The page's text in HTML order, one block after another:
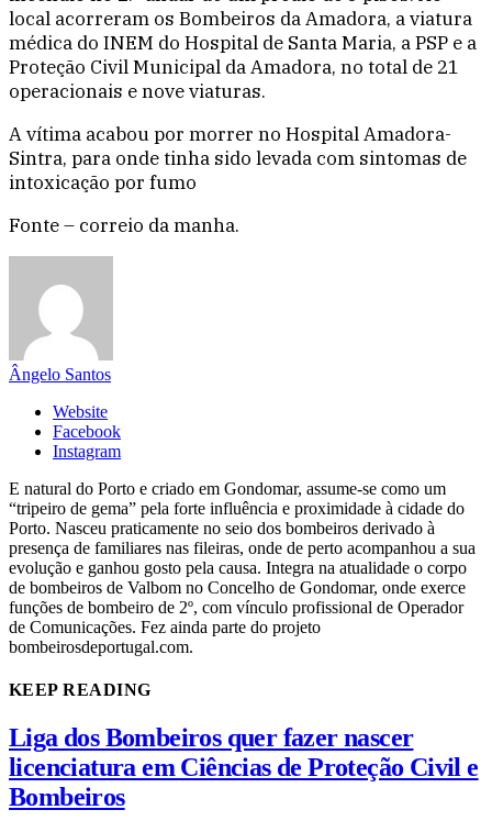
local acorreram os Bombeiros da Amadora, a viatura
médica do INEM do Hospital de Santa Maria, a PSP e a
Proteção Civil Municipal da Amadora, no total de 21
operacionais e nove viaturas.
A vítima acabou por morrer no Hospital Amadora-
Sintra, para onde tinha sido levada com sintomas de
intoxicação por fumo
Fonte – correio da manha.
Ângelo Santos
Website
Facebook
Instagram
E natural do Porto e criado em Gondomar, assume-se como um
“tripeiro de gema” pela forte influência e proximidade à cidade do
Porto. Nasceu praticamente no seio dos bombeiros derivado à
presença de familiares nas fileiras, onde de perto acompanhou a sua
evolução e ganhou gosto pela causa. Integra na atualidade o corpo
de bombeiros de Valbom no Concelho de Gondomar, onde exerce
funções de bombeiro de 2º, com vínculo profissional de Operador
de Comunicações. Fez ainda parte do projeto
bombeirosdeportugal.com.
KEEP READING
Liga dos Bombeiros quer fazer nascer
licenciatura em Ciências de Proteção Civil e
Bombeiros